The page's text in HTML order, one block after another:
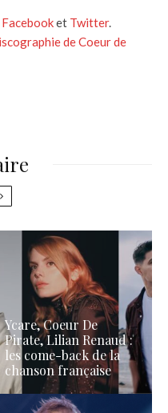
Facebooket Twitter.
de Coeur de
Ycare, Coeur De
Pirate, Lilian Renaud :
les come-back de la
chanson française